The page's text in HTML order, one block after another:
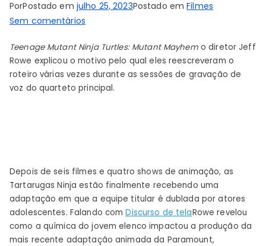
PorPostado em julho 25, 2023Postado emFilmes
Sem comentários
Mutant
Mayhem
diz
que
depois
de
escalar
atores
adolescentes
Teenage Mutant Ninja Turtles: Mutant Mayhemo diretor Jeff
Rowe explicou o motivo pelo qual eles reescreveram o
roteiro várias vezes durante as sessões de gravação de
voz do quarteto principal.
Depois de seis filmes e quatro shows de animação, as
Tartarugas Ninja estão finalmente recebendo uma
adaptação em que a equipe titular é dublada por atores
adolescentes. Falando comDiscurso de telaRowe revelou
como a química do jovem elenco impactou a produção da
mais recente adaptação animada da Paramount,